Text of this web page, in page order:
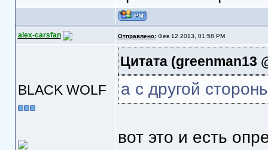
alex-carsfan Отправлено:Фев 12 2013, 01:58 PM
BLACK WOLF
Цитата(greenman13
а с другой
вот это и есть